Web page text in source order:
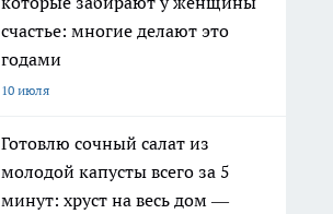
счастье: многие делают это
годами
10 июля
Готовлю сочный салат из
молодой капусты всего за 5
минут: хруст на весь дом —